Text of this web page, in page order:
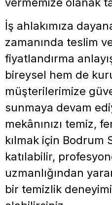
İş ahlakımıza
zamanında teslim
fiyatlandırma
bireysel hem de
müşterilerimize
sunmaya devam
mekânınızı temiz,
kılmak için Bodrum
katılabilir,
uzmanlığından
bir temizlik